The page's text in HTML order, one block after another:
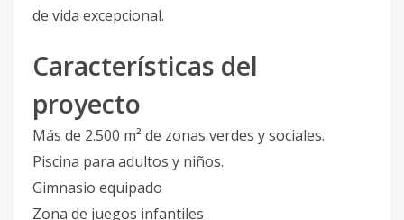
de vida excepcional.
Características del
proyecto
Más de 2.500 m² de zonas verdes y sociales.
Piscina para adultos y niños.
Gimnasio equipado
Zona de juegos infantiles